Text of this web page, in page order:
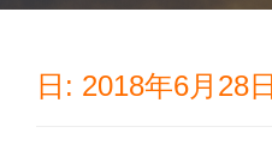
日: 2018年6月28日